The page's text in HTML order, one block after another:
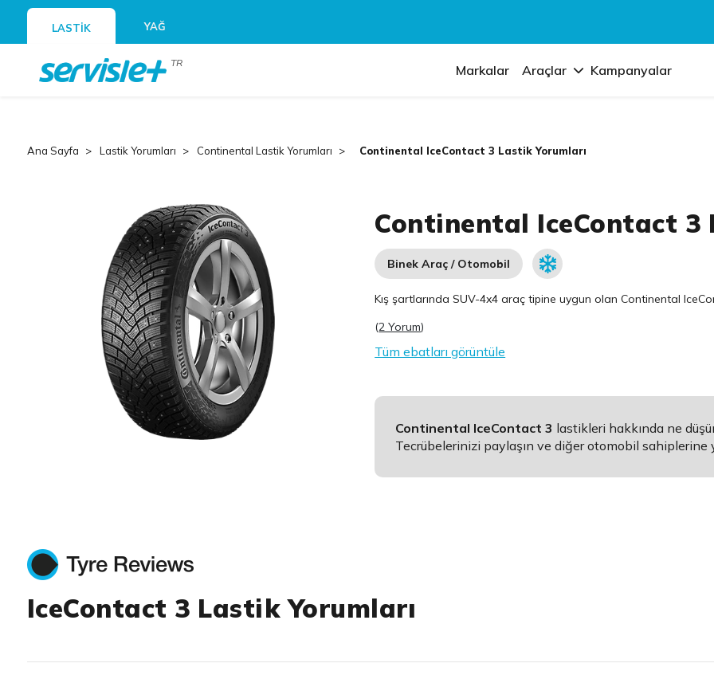
LASTİK YAĞ
TR Markalar Araçlar Kampanyalar
Ana Sayfa Lastik Yorumları Continental Lastik Yorumları Continental IceContact 3 Lastik Yorumları
Continental IceContact 3
Binek Araç / Otomobil
Kış şartlarında SUV-4x4 araç tipine uygun olanContinental
(2 Yorum)
Tüm ebatları görüntüle
Continental IceContact 3 lastikleri hakkında ne
Tecrübelerinizi paylaşın ve diğer otomobil sahiplerine
IceContact 3 Lastik Yorumları